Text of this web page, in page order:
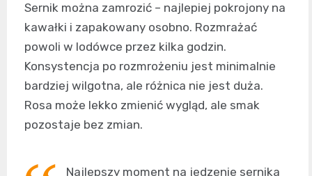
Sernik można zamrozić – najlepiej pokrojony na
kawałki i zapakowany osobno. Rozmrażać
powoli w lodówce przez kilka godzin.
Konsystencja po rozmrożeniu jest minimalnie
bardziej wilgotna, ale różnica nie jest duża.
Rosa może lekko zmienić wygląd, ale smak
pozostaje bez zmian.
Najlepszy moment na jedzenie sernika